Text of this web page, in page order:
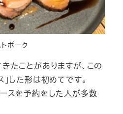
ポーク
たことがありますが、この
した形は初めてです。
スを予約をした人が多数